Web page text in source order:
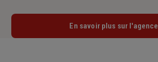
En savoir plus sur l'agence